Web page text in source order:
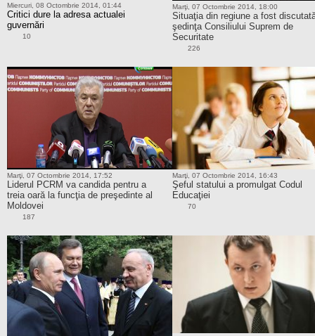
Miercuri, 08 Octombrie 2014, 01:44
Critici dure la adresa actualei
guvernări
10
Marţi, 07 Octombrie 2014, 18:00
Situaţia din regiune a fost
şedinţa Consiliului Suprem de
Securitate
226
Marţi, 07 Octombrie 2014, 17:52
Liderul PCRM va candida pentru a
treia oară la funcţia de preşedinte al
Moldovei
187
Marţi, 07 Octombrie 2014, 16:43
Şeful statului a promulgat Codul
Educaţiei
70